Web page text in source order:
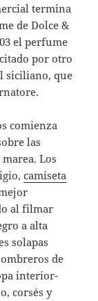
termina
de Dolce &
el perfume
por otro
siciliano, que
comienza
las
Los
camiseta
al filmar
a alta
solapas
de
interior-
corsés y